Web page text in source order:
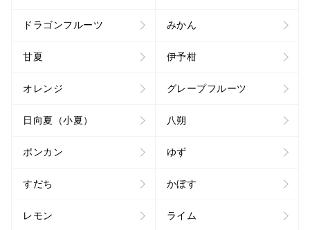
ドラゴンフルーツ みかん
甘夏 伊予柑
オレンジ グレープフルーツ
日向夏（小夏） 八朔
ポンカン ゆず
すだち かぼす
レモン ライム